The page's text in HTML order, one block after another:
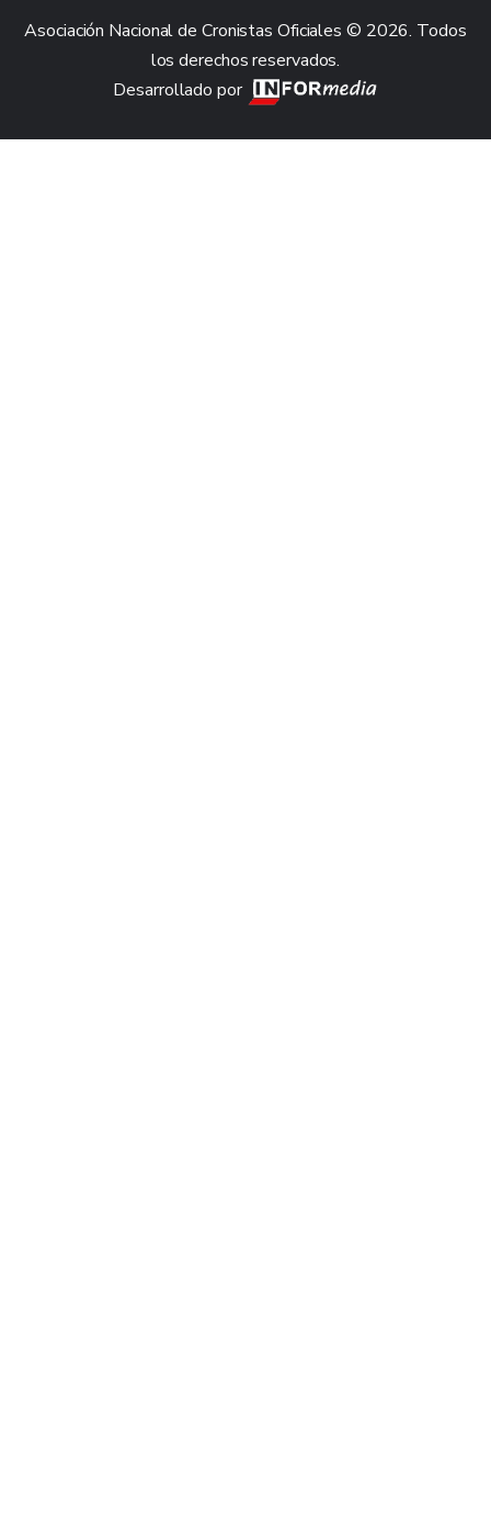
Asociación Nacional de Cronistas Oficiales © 2026. Todos
los derechos reservados.
Desarrollado por